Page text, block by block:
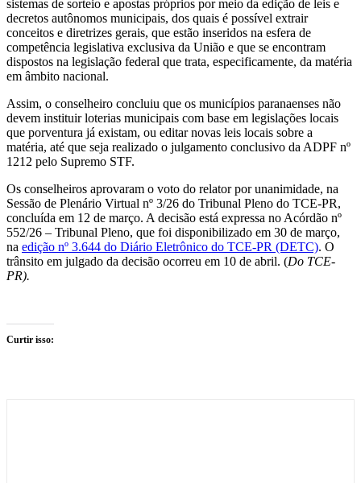
sistemas de sorteio e apostas próprios por meio da edição de leis e
decretos autônomos municipais, dos quais é possível extrair
conceitos e diretrizes gerais, que estão inseridos na esfera de
competência legislativa exclusiva da União e que se encontram
dispostos na legislação federal que trata, especificamente, da matéria
em âmbito nacional.
Assim, o conselheiro concluiu que os municípios paranaenses não
devem instituir loterias municipais com base em legislações locais
que porventura já existam, ou editar novas leis locais sobre a
matéria, até que seja realizado o julgamento conclusivo da ADPF nº
1212 pelo Supremo STF.
Os conselheiros aprovaram o voto do relator por unanimidade, na
Sessão de Plenário Virtual nº 3/26 do Tribunal Pleno do TCE-PR,
concluída em 12 de março. A decisão está expressa no Acórdão nº
552/26 – Tribunal Pleno, que foi disponibilizado em 30 de março,
na edição nº 3.644 do Diário Eletrônico do TCE-PR (DETC). O
trânsito em julgado da decisão ocorreu em 10 de abril. (Do TCE-
PR).
Curtir isso: